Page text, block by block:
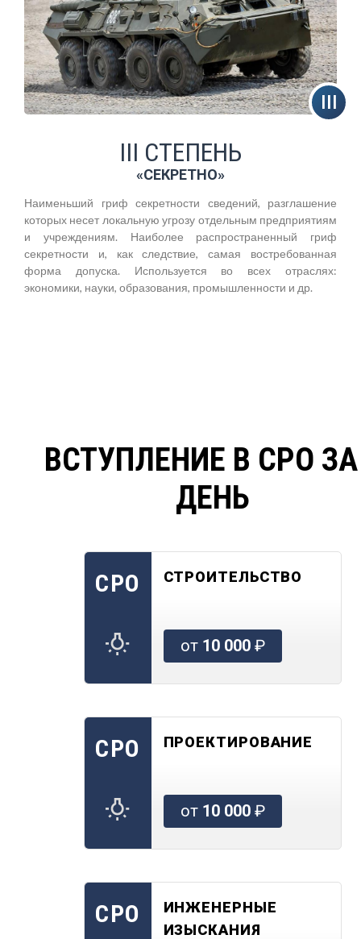
III СТЕПЕНЬ
«СЕКРЕТНО»
Наименьший гриф секретности сведений, разглашение
которых несет локальную угрозу отдельным предприятиям
и учреждениям. Наиболее распространенный гриф
секретности и, как следствие, самая востребованная
форма допуска. Используется во всех отраслях:
экономики, науки, образования, промышленности и др.
ВСТУПЛЕНИЕ В СРО
ДЕНЬ
СРО СТРОИТЕЛЬСТВО
от 10 000₽
СРО ПРОЕКТИРОВАНИЕ
от 10 000₽
СРО
ИНЖЕНЕРНЫЕ
ИЗЫСКАНИЯ